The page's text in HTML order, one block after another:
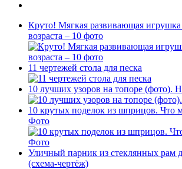
Круто! Мягкая развивающая игрушка
возраста – 10 фото
11 чертежей стола для песка
10 лучших узоров на топоре (фото).
10 крутых поделок из шприцов. Что
Фото
Уличный парник из стеклянных рам
(схема-чертёж)